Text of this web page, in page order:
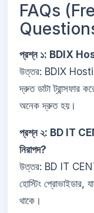
FAQs
প্রশ্ন ১: BDIX
উত্তর: BDIX
দ্রুত ডাটা ট্রান্সফার
অনেক দ্রুত হয়।
প্রশ্ন ২: BD IT
নিরাপদ?
উত্তর: BD IT
হোস্টিং প্রোভাইডার,
থাকে।